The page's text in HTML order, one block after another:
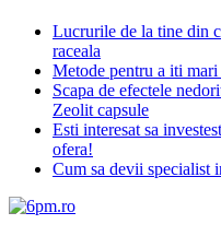
Lucrurile de la tine din
raceala
Metode pentru a iti
Scapa de efectele
Zeolit capsule
Esti interesat sa
ofera!
Cum sa devii specialist